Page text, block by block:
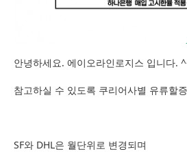
안녕하세요. 에이오라인로지스 입니다.
참고하실 수 있도록 쿠리어사별 유류할
SF와 DHL은 월단위로 변경되며